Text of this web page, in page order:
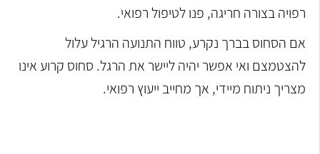
רפויה בצורה חריגה, פנו לטיפול רפואי.
אם הסחוס בברך נקרע, טווח התנועה הרגיל עלול
להצטמצם ואי אפשר יהיה ליישר את הרגל. סחוס קרוע אינו
מצריך ניתוח מיידי, אך מחייב ייעוץ רפואי.